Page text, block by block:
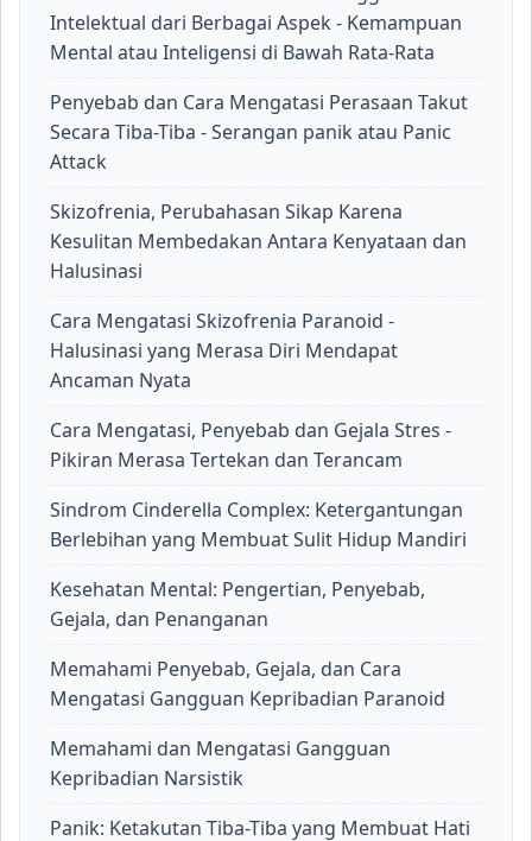
Intelektual dari Berbagai Aspek - Kemampuan
Mental atau Inteligensi di Bawah Rata-Rata
Penyebab dan Cara Mengatasi Perasaan Takut
Secara Tiba-Tiba - Serangan panik atau Panic
Attack
Skizofrenia, Perubahasan Sikap Karena
Kesulitan Membedakan Antara Kenyataan dan
Halusinasi
Cara Mengatasi Skizofrenia Paranoid -
Halusinasi yang Merasa Diri Mendapat
Ancaman Nyata
Cara Mengatasi, Penyebab dan Gejala Stres -
Pikiran Merasa Tertekan dan Terancam
Sindrom Cinderella Complex: Ketergantungan
Berlebihan yang Membuat Sulit Hidup Mandiri
Kesehatan Mental: Pengertian, Penyebab,
Gejala, dan Penanganan
Memahami Penyebab, Gejala, dan Cara
Mengatasi Gangguan Kepribadian Paranoid
Memahami dan Mengatasi Gangguan
Kepribadian Narsistik
Panik: Ketakutan Tiba-Tiba yang Membuat Hati